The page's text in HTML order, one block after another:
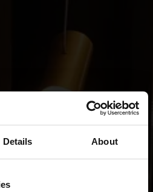
Details About